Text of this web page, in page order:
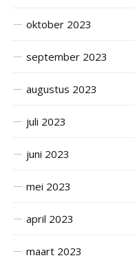
oktober 2023
september 2023
augustus 2023
juli 2023
juni 2023
mei 2023
april 2023
maart 2023